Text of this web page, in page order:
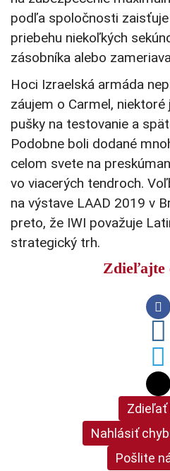
podľa spoločnosti zaisťuje
priebehu niekoľkých
zásobníka alebo
Hoci Izraelská armáda
záujem o Carmel,
pušky na testovanie a
Podobne boli dodané
celom svete na
vo viacerých tendroch.
na výstave LAAD 2019 v
preto, že IWI považuje
strategický trh.
Zdieľajte
Zdieľať
Nahlásiť
Pošlite